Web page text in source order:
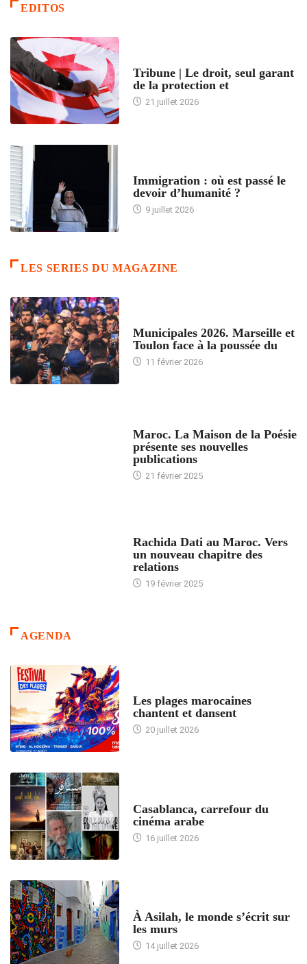
EDITOS
Tribune | Le droit, seul garant
de la protection et
21 juillet 2026
Immigration : où est passé le
devoir d’humanité ?
9 juillet 2026
LES SERIES DU MAGAZINE
Municipales 2026. Marseille et
Toulon face à la poussée du
11 février 2026
Maroc. La Maison de la Poésie
présente ses nouvelles
publications
21 février 2025
Rachida Dati au Maroc. Vers
un nouveau chapitre des
relations
19 février 2025
AGENDA
Les plages marocaines
chantent et dansent
20 juillet 2026
Casablanca, carrefour du
cinéma arabe
16 juillet 2026
À Asilah, le monde s’écrit sur
les murs
14 juillet 2026